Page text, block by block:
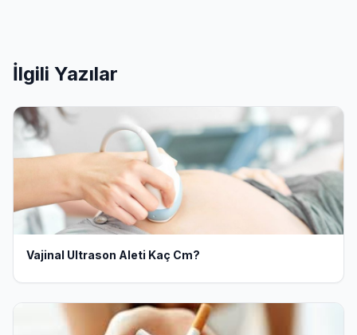
İlgili Yazılar
Vajinal Ultrason Aleti Kaç Cm?